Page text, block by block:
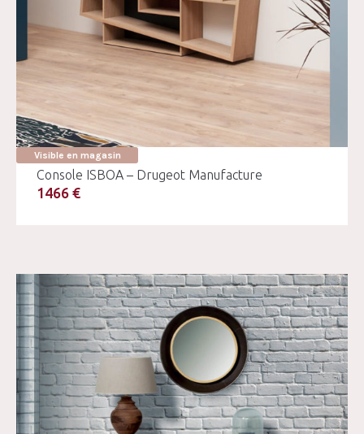
Visible en magasin
Console ISBOA – Drugeot Manufacture
1466 €